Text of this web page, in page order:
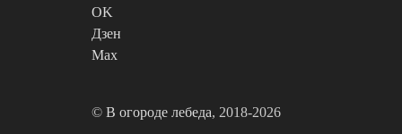
OK
Дзен
Max
© В огороде лебеда, 2018-2026